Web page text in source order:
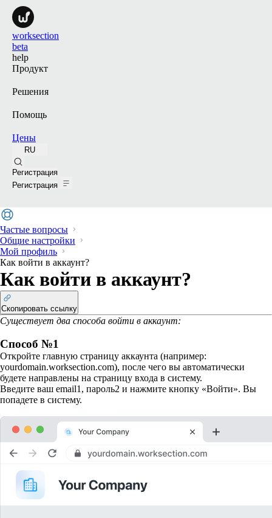
worksection
beta
help
Продукт
Решения
Помощь
Цены
RU
Регистрация
Регистрация
Частые вопросы
Общие настройки
Мой профиль
Как войти в аккаунт?
Как войти в аккаунт?
Скопировать ссылку
Существует два способа войти в аккаунт:
Способ №1
Откройте главную страницу аккаунта (например:
yourdomain.worksection.com), после чего вы автоматически
будете направлены на страницу входа в систему.
Введите ваш email1 , пароль2 и нажмите кнопку «Войти». Вы
попадете в систему.